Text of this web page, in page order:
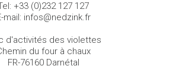
+33 (0)232 127 127
mail: infos@nedzink.fr
d'activités des violettes
du four à chaux
FR-76160 Darnétal